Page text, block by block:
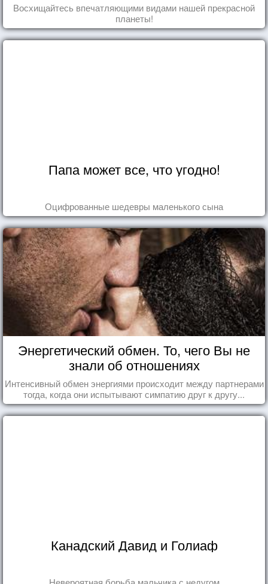
Восхищайтесь впечатляющими видами нашей прекрасной
планеты!
Папа может все, что угодно!
Оцифрованные шедевры маленького сына
Энергетический обмен. То, чего Вы не
знали об отношениях
Интенсивный обмен энергиями происходит между партнерами
тогда, когда они испытывают симпатию друг к другу...
Канадский Давид и Голиаф